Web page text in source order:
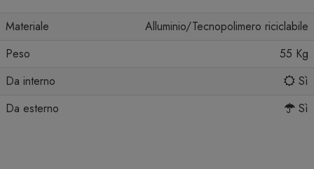
Materiale
Alluminio/Tecnopolimero riciclabile
Peso
55 Kg
Da interno
Sì
Da esterno
Sì